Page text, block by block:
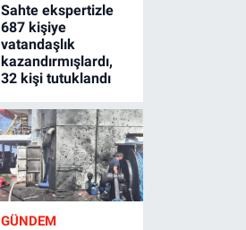
Sahte ekspertizle
687 kişiye
vatandaşlık
kazandırmışlardı,
32 kişi tutuklandı
GÜNDEM